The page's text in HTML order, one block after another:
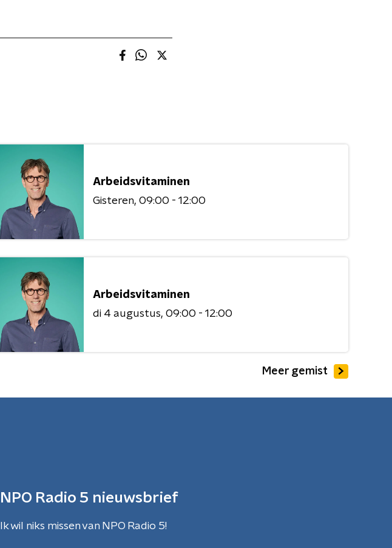
Arbeidsvitaminen
Gisteren 09:00 - 12:00
Arbeidsvitaminen
di 4 augustus 09:00 - 12:00
Meer gemist
NPO Radio 5 nieuwsbrief
Ik wil niks missen van NPO Radio 5!